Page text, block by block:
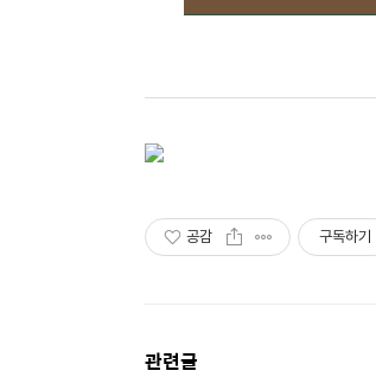
공감 구독하기
관련글